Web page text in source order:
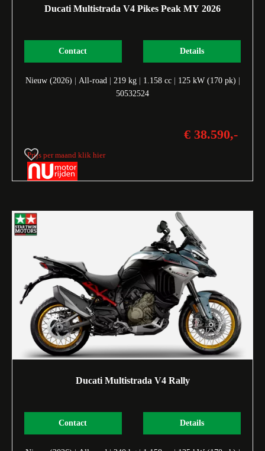
Ducati Multistrada V4 Pikes Peak MY 2026
Details
Contact
Nieuw (2026) All-road| 219 kg| 1.158 cc| 125 kW (170 pk)
50532524
€ 38.590,-
Prijs per maand klik hier
Ducati Multistrada V4 Rally
Details
Contact